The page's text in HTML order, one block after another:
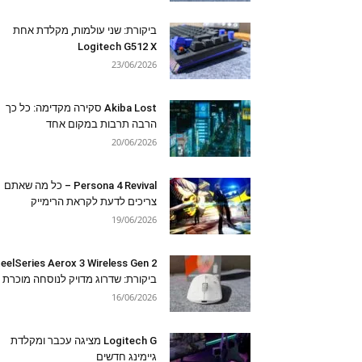
ביקורת: שני עולמות, מקלדת אחת
Logitech G512 X
23/06/2026
Akiba Lost סקירה מקדימה: כל כך
הרבה תרבות במקום אחד
20/06/2026
Persona 4 Revival – כל מה שאתם
צריכים לדעת לקראת הרימייק
19/06/2026
Aerox 3 Wireless Gen 2
ביקורת: שדרוג מדויק לנוסחה מוכרת
16/06/2026
Logitech G מציגה עכבר ומקלדת
גיימינג חדשים